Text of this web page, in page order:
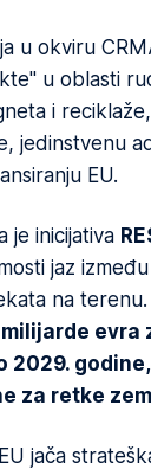
u okviru
u oblasti
i
jedinstvenu
EU.
je inicijativa
jaz između
na terenu.
evra
2029.
za retke
jača